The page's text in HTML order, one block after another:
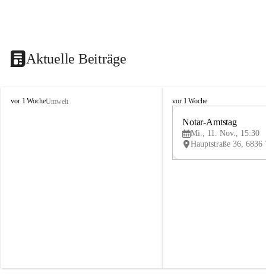
Aktuelle Beiträge
V
vor 1 WocheUmwelt
V
vor 1 Woche
Notar-Amtstag
Mi., 11. Nov., 15:30